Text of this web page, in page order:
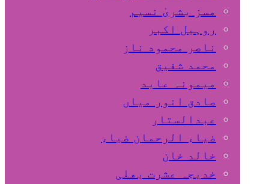
مسز بشریٰ نسیم
روہیل اکبر
ناصر محمود ناز
محمد شفیق
میمونہ عابد
صادق انور میاں
عبدالستار
ضیاء الرحمان ضیاء
خالد خان
خدیجہ عشرت بھلی